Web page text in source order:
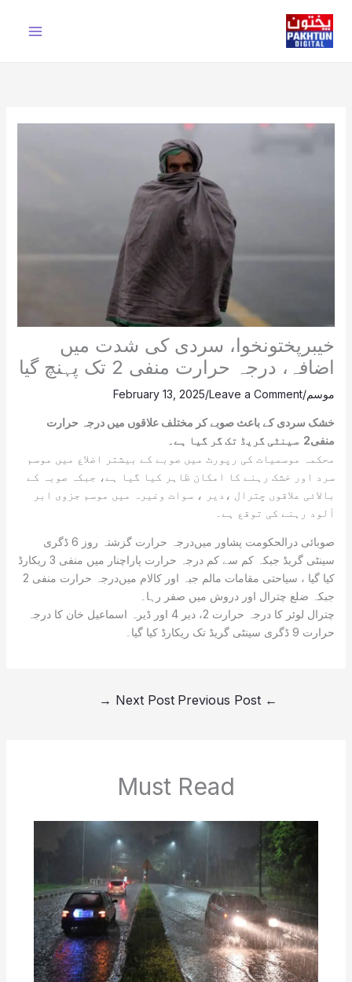
content
خیبرپختونخوا، سردی کی شدت میں
اضافہ، درجہ حرارت منفی 2 تک پہنچ گیا
موسم/
Leave a Comment
/
February 13, 2025
خشک سردی کے باعث صوبے کر مختلف علاقوں میں درجہ حرارت
منفی2 سینٹی گریڈ تک گر گیا ہے۔
محکمہ موسمیات کی رپورٹ میں‌ صوبے کے بیشتر اضلاع میں موسم
سرد اور خشک رہنے کا امکان ظاہر کیا گیا ہے، جبکہ صوبہ کے
بالائی علاقوں چترال ،دیر ، سوات وغیرہ میں‌ موسم جزوی ابر
آلود رہنے کی توقع ہے۔
صوبائی درالحکومت پشاور میں‌درجہ حرارت گزشتہ روز 6 ڈگری
سینٹی گریڈ جبکہ کم سے کم درجہ حرارت پاراچنار میں منفی 3 ریکارڈ
کیا گیا ، سیاحتی مقامات مالم جبہ اور کالام میں‌درجہ حرارت منفی 2
جبکہ ضلع چترال اور دروش میں صفر رہا۔
چترال لوئر کا درجہ حرارت 2، دیر 4 اور ڈیرہ اسماعیل خان کا درجہ
حرارت 9 ڈگری سینٹی گریڈ تک ریکارڈ کیا گیا۔
←
Next Post
→
Must Read